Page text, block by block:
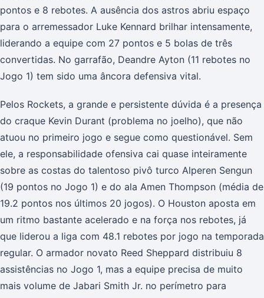
pontos e 8 rebotes. A ausência dos astros abriu espaço
para o arremessador Luke Kennard brilhar intensamente,
liderando a equipe com 27 pontos e 5 bolas de três
convertidas. No garrafão, Deandre Ayton (11 rebotes no
Jogo 1) tem sido uma âncora defensiva vital.
Pelos Rockets, a grande e persistente dúvida é a presença
do craque Kevin Durant (problema no joelho), que não
atuou no primeiro jogo e segue como questionável. Sem
ele, a responsabilidade ofensiva cai quase inteiramente
sobre as costas do talentoso pivô turco Alperen Sengun
(19 pontos no Jogo 1) e do ala Amen Thompson (média de
19.2 pontos nos últimos 20 jogos). O Houston aposta em
um ritmo bastante acelerado e na força nos rebotes, já
que liderou a liga com 48.1 rebotes por jogo na temporada
regular. O armador novato Reed Sheppard distribuiu 8
assistências no Jogo 1, mas a equipe precisa de muito
mais volume de Jabari Smith Jr. no perímetro para